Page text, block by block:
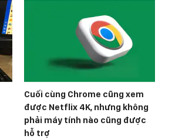
Cuối cùng Chrome cũng xem
được Netflix 4K, nhưng không
phải máy tính nào cũng được
hỗ trợ